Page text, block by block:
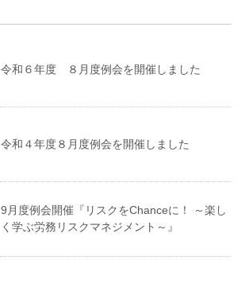
令和６年度 ８月度例会を開催しました
令和４年度８月度例会を開催しました
9月度例会開催『リスクをChanceに！ ～楽し
く学ぶ労務リスクマネジメント～』